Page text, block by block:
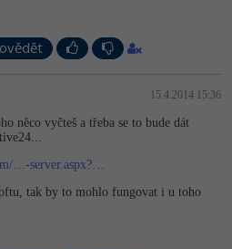
15.4.2014 15:36
něco vyčteš a třeba se to bude dát
…-server.aspx?…
tak by to mohlo fungovat i u toho